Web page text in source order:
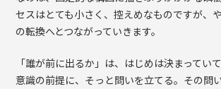
セスはとても小さく、控えめなものですが、
の転換へとつながっていきます。
「誰が前に出るか」は、はじめは決まってい
意識の前提に、そっと問いを立てる。その問